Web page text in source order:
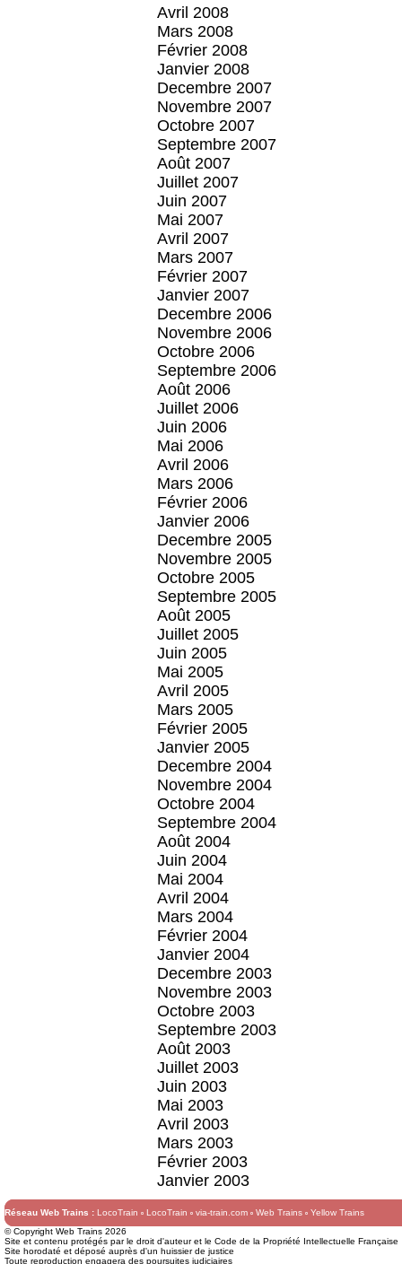
Avril 2008
Mars 2008
Février 2008
Janvier 2008
Decembre 2007
Novembre 2007
Octobre 2007
Septembre 2007
Août 2007
Juillet 2007
Juin 2007
Mai 2007
Avril 2007
Mars 2007
Février 2007
Janvier 2007
Decembre 2006
Novembre 2006
Octobre 2006
Septembre 2006
Août 2006
Juillet 2006
Juin 2006
Mai 2006
Avril 2006
Mars 2006
Février 2006
Janvier 2006
Decembre 2005
Novembre 2005
Octobre 2005
Septembre 2005
Août 2005
Juillet 2005
Juin 2005
Mai 2005
Avril 2005
Mars 2005
Février 2005
Janvier 2005
Decembre 2004
Novembre 2004
Octobre 2004
Septembre 2004
Août 2004
Juin 2004
Mai 2004
Avril 2004
Mars 2004
Février 2004
Janvier 2004
Decembre 2003
Novembre 2003
Octobre 2003
Septembre 2003
Août 2003
Juillet 2003
Juin 2003
Mai 2003
Avril 2003
Mars 2003
Février 2003
Janvier 2003
Réseau Web Trains : LocoTrain LocoTrain via-train.com Web Trains
Yellow Trains
© Copyright Web Trains 2026
Site et contenu protégés par le droit d'auteur et le Code de la Propriété Intellectuelle Française
Site horodaté et déposé auprès d'un huissier de justice
Toute reproduction engagera des poursuites judiciaires